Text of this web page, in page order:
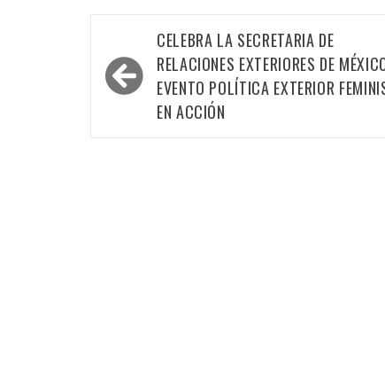
Navegación
de
entradas
CELEBRA LA SECRETARIA DE
RELACIONES EXTERIORES DE
EVENTO POLÍTICA EXTERIOR
EN ACCIÓN